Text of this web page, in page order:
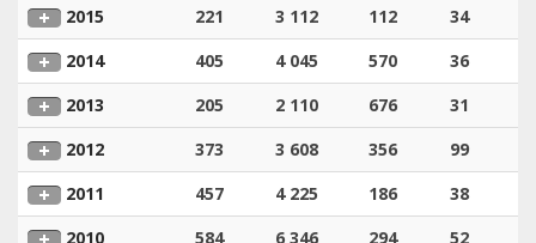
2015 221 3 112 112
34
2014
405 4 045 570
36
2013
205 2 110 676
31
2012
373 3 608 356
99
2011
457 4 225 186
38
2010
584 6 346 294 52